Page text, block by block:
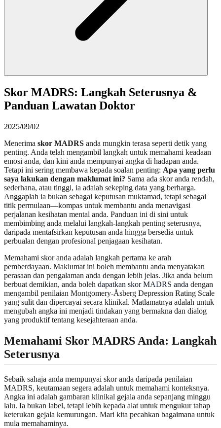
Skor MADRS: Langkah Seterusnya &
Panduan Lawatan Doktor
2025/09/02
Menerima skor MADRS anda mungkin terasa seperti detik yang
penting. Anda telah mengambil langkah untuk memahami keadaan
emosi anda, dan kini anda mempunyai angka di hadapan anda.
Tetapi ini sering membawa kepada soalan penting: Apa yang perlu
saya lakukan dengan maklumat ini? Sama ada skor anda rendah,
sederhana, atau tinggi, ia adalah sekeping data yang berharga.
Anggaplah ia bukan sebagai keputusan muktamad, tetapi sebagai
titik permulaan—kompas untuk membantu anda menavigasi
perjalanan kesihatan mental anda. Panduan ini di sini untuk
membimbing anda melalui langkah-langkah penting seterusnya,
daripada mentafsirkan keputusan anda hingga bersedia untuk
perbualan dengan profesional penjagaan kesihatan.
Memahami skor anda adalah langkah pertama ke arah
pemberdayaan. Maklumat ini boleh membantu anda menyatakan
perasaan dan pengalaman anda dengan lebih jelas. Jika anda belum
berbuat demikian, anda boleh dapatkan skor MADRS anda dengan
mengambil penilaian Montgomery-Åsberg Depression Rating Scale
yang sulit dan dipercayai secara klinikal. Matlamatnya adalah untuk
mengubah angka ini menjadi tindakan yang bermakna dan dialog
yang produktif tentang kesejahteraan anda.
Memahami Skor MADRS Anda: Langkah
Seterusnya
Sebaik sahaja anda mempunyai skor anda daripada penilaian
MADRS, keutamaan segera adalah untuk memahami konteksnya.
Angka ini adalah gambaran klinikal gejala anda sepanjang minggu
lalu. Ia bukan label, tetapi lebih kepada alat untuk mengukur tahap
keterukan gejala kemurungan. Mari kita pecahkan bagaimana untuk
mula memahaminya.